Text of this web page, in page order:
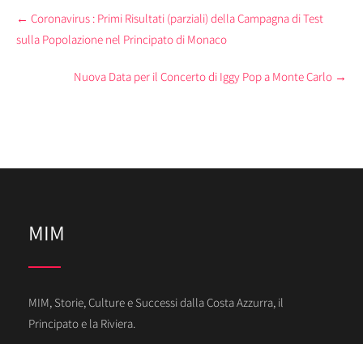
Post
navigation
← Coronavirus : Primi Risultati (parziali) della Campagna di Test
sulla Popolazione nel Principato di Monaco
Nuova Data per il Concerto di Iggy Pop a Monte Carlo →
MIM
MIM, Storie, Culture e Successi dalla Costa Azzurra, il
Principato e la Riviera.